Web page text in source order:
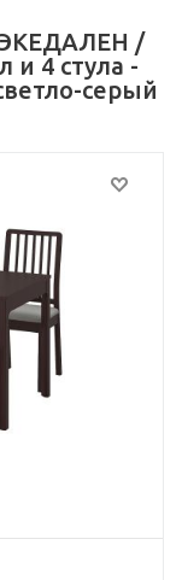
ЭКЕДАЛЕН /
и 4 стула -
серый